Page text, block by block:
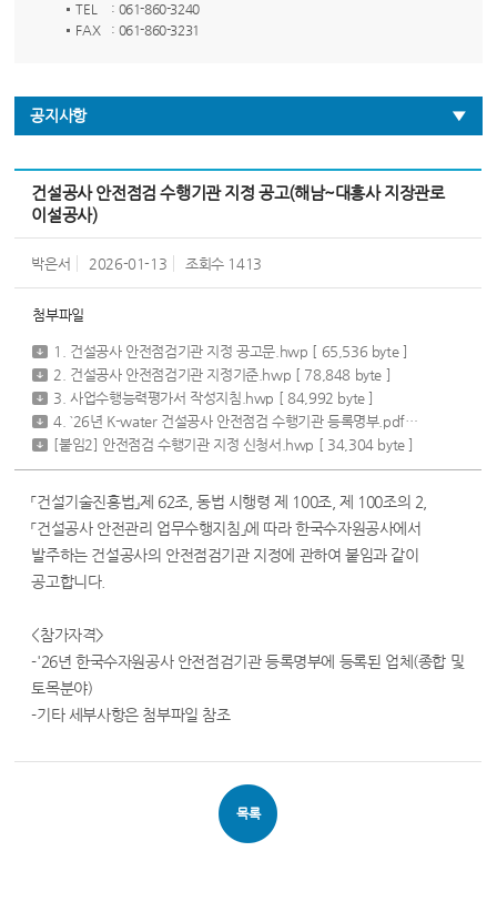
TEL
: 061-860-3240
FAX
: 061-860-3231
공지사항
건설공사 안전점검 수행기관 지정 공고(해남~대흥사 지장관로
이설공사)
박은서 2026-01-13 조회수 1413
첨부파일
1. 건설공사 안전점검기관 지정 공고문.hwp [ 65,536 byte ]
2. 건설공사 안전점검기관 지정기준.hwp [ 78,848 byte ]
3. 사업수행능력평가서 작성지침.hwp [ 84,992 byte ]
4. `26년 K-water 건설공사 안전점검 수행기관 등록명부.pdf [ 166,641
[붙임2] 안전점검 수행기관 지정 신청서.hwp [ 34,304 byte ]
「건설기술진흥법」제 62조, 동법 시행령 제 100조, 제 100조의 2,
「건설공사 안전관리 업무수행지침」에 따라 한국수자원공사에서
발주하는 건설공사의 안전점검기관 지정에 관하여 붙임과 같이
공고합니다.
<참가자격>
-'26년 한국수자원공사 안전점검기관 등록명부에 등록된 업체(종합 및
토목분야)
-기타 세부사항은 첨부파일 참조
목록